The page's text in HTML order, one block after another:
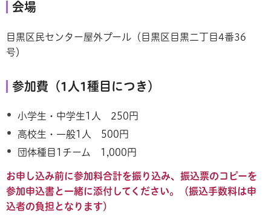
会場
目黒区民センター屋外プール（目黒区目黒二丁目4番36
号）
参加費（1人1種目につき）
小学生・中学生1人
250円
高校生・一般1人
500円
団体種目1チーム
1,000円
お申し込み前に参加料合計を振り込み、振込票のコピーを
参加申込書と一緒に添付してください。（振込手数料は申
込者の負担となります）